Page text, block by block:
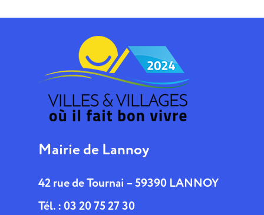
Mairie de Lannoy
42 rue de Tournai – 59390 LANNOY
Tél. : 03 20 75 27 30